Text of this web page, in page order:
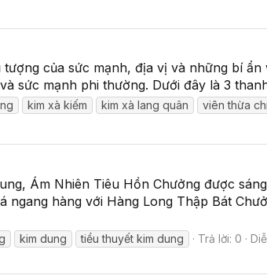
của sức mạnh, địa vị và những bí ẩn
sức mạnh phi thường. Dưới đây là 3
kim xà kiếm kim xà lang quân
viên thừa
Ám Nhiên Tiêu Hồn Chưởng được
ngang hàng với Hàng Long Thập Bát
kim dung tiểu thuyết kim dung Trả lời: 0